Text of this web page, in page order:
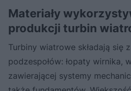
Materiały
produkcji turbin
Turbiny wiatrowe składają się
podzespołów: łopaty wirnika,
zawierającej systemy